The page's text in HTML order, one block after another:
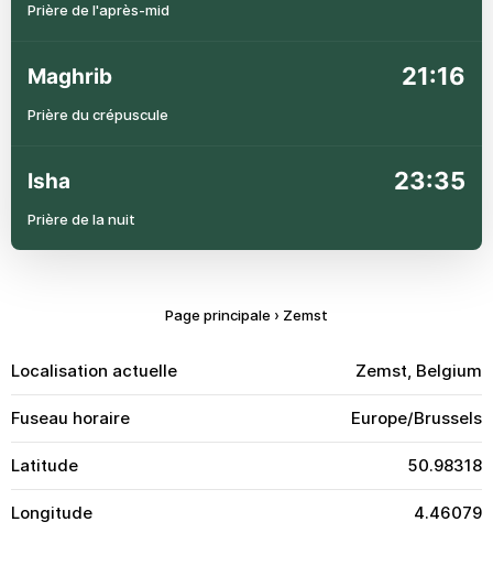
Prière de l'après-mid
Maghrib 21:16
Prière du crépuscule
Isha 23:35
Prière de la nuit
Page principale › Zemst
Localisation actuelle Zemst, Belgium
Fuseau horaire Europe/Brussels
Latitude 50.98318
Longitude 4.46079